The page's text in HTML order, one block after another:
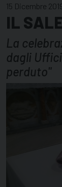
15 Dicembre
IL
La
dagli
perduto"